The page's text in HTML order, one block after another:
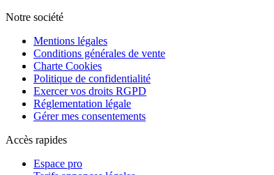
Notre société
Mentions légales
Conditions générales de vente
Charte Cookies
Politique de confidentialité
Exercer vos droits RGPD
Réglementation légale
Gérer mes consentements
Accès rapides
Espace pro